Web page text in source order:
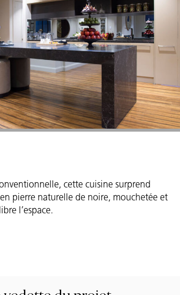
cette cuisine surprend
pierre naturelle de noire, mouchetée et
l’espace.